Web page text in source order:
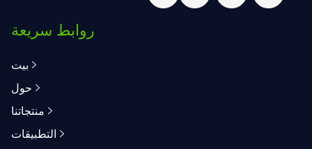
روابط سريعة
بيت
حول
منتجاتنا
التطبيقات